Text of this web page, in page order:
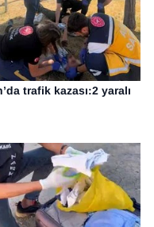
trafik kazası:2 yaralı